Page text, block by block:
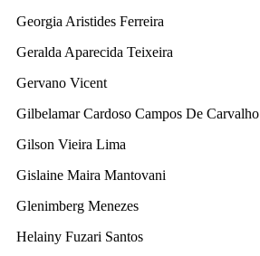
Georgia Aristides Ferreira
Geralda Aparecida Teixeira
Gervano Vicent
Gilbelamar Cardoso Campos De Carvalho
Gilson Vieira Lima
Gislaine Maira Mantovani
Glenimberg Menezes
Helainy Fuzari Santos